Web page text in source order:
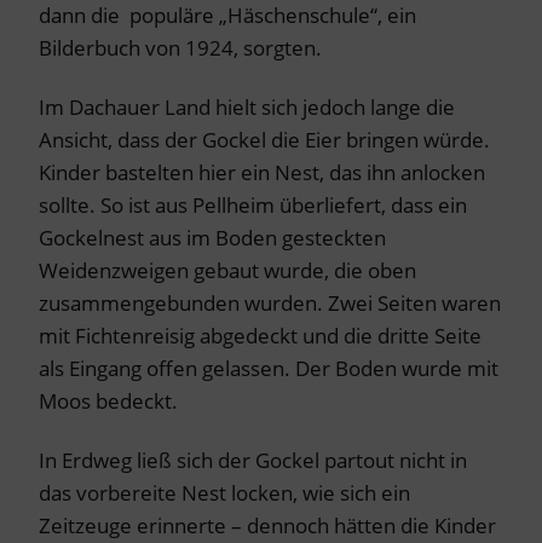
dann die populäre „Häschenschule“, ein
Bilderbuch von 1924, sorgten.
Im Dachauer Land hielt sich jedoch lange die
Ansicht, dass der Gockel die Eier bringen würde.
Kinder bastelten hier ein Nest, das ihn anlocken
sollte. So ist aus Pellheim überliefert, dass ein
Gockelnest aus im Boden gesteckten
Weidenzweigen gebaut wurde, die oben
zusammengebunden wurden. Zwei Seiten waren
mit Fichtenreisig abgedeckt und die dritte Seite
als Eingang offen gelassen. Der Boden wurde mit
Moos bedeckt.
In Erdweg ließ sich der Gockel partout nicht in
das vorbereite Nest locken, wie sich ein
Zeitzeuge erinnerte – dennoch hätten die Kinder